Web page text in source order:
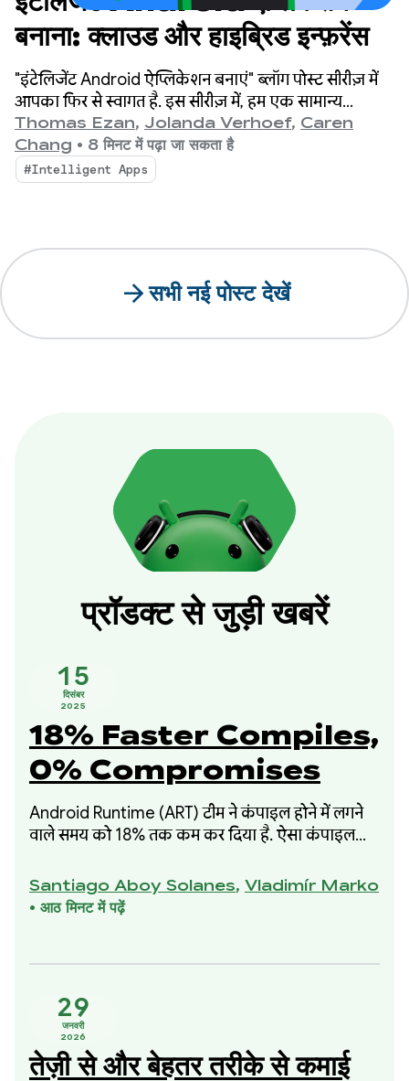
बनाना: क्लाउड और हाइब्रिड इन्फ़रेंस
"इंटेलिजेंट Android ऐप्लिकेशन बनाएं" ब्लॉग पोस्ट सीरीज़ में
आपका फिर से स्वागत है. इस सीरीज़ में, हम एक सामान्य
Android ऐप्लिकेशन को आपकी दिलचस्पी के हिसाब से बनाए
गए, इंटेलिजेंट, और एजेंटिक अनुभव में बदलते हैं.
Thomas Ezan, Jolanda Verhoef, Caren
Chang • 8 मिनट में पढ़ा जा सकता है
#Intelligent Apps
arrow_forwardसभी नई पोस्ट देखें
प्रॉडक्ट से जुड़ी खबरें
15
दिसंबर
2025
18% Faster Compiles,
0% Compromises
Android Runtime (ART) टीम ने कंपाइल होने में लगने
वाले समय को 18% तक कम कर दिया है. ऐसा कंपाइल
किए बिना किया गया है. यह सुधार, 2025 में शुरू की गई
हमारी उस पहल का हिस्सा था जिसमें कंपाइल होने में लगने
क्वालिटी से समझौता नहीं किया गया था.
Santiago Aboy Solanes, Vladimír Marko
• आठ मिनट में पढ़ें
29
जनवरी
2026
तेज़ी से और बेहतर तरीके से कमाई